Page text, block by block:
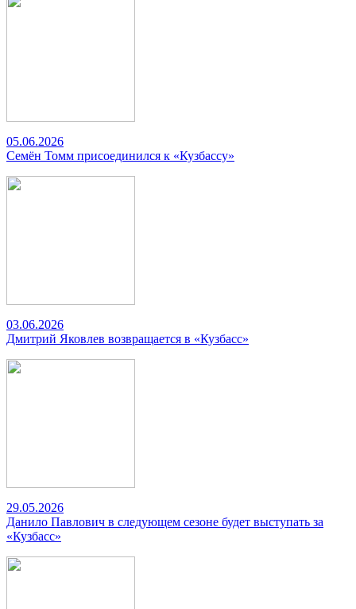
05.06.2026
Семён Томм присоединился к «Кузбассу»
03.06.2026
Дмитрий Яковлев возвращается в «Кузбасс»
29.05.2026
Данило Павлович в следующем сезоне будет выступать за
«Кузбасс»